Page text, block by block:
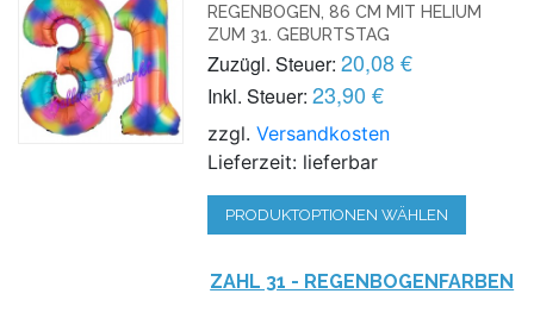
REGENBOGEN, 86 CM MIT HELIUM
ZUM 31. GEBURTSTAG
Zuzügl. Steuer: 20,08 €
Inkl. Steuer: 23,90 €
zzgl.Versandkosten
Lieferzeit: lieferbar
PRODUKTOPTIONEN WÄHLEN
ZAHL 31 - REGENBOGENFARBEN